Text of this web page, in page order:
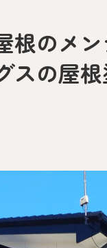
根のメ
スの屋